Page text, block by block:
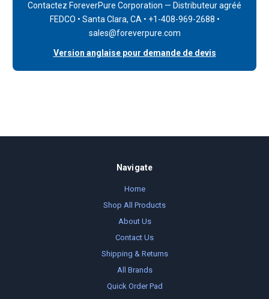
Contactez ForeverPure Corporation — Distributeur agréé
FEDCO • Santa Clara, CA • +1-408-969-2688 •
sales@foreverpure.com
Version anglaise pour demande de devis
Navigate
Home
Shop All Products
About Us
Contact Us
Shipping & Returns
All Brands
Quick Order Pad